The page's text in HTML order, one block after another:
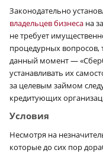
Законодательно
владельцев бизнеса на
не требует
процедурных вопросов,
данный момент —
устанавливать их
за целевым займом
кредитующих
Условия
Несмотря на
которые до сих пор